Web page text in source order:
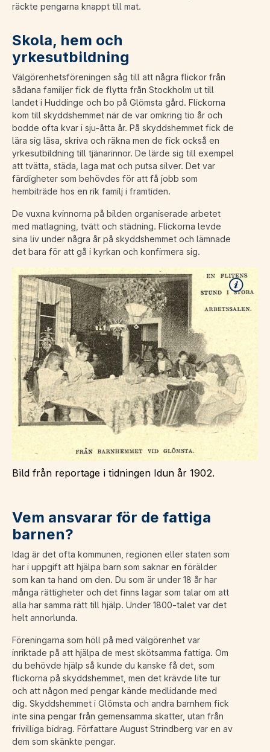
räckte pengarna knappt till mat.
Skola, hem och
yrkesutbildning
Välgörenhetsföreningen såg till att några flickor från
sådana familjer fick de flytta från Stockholm ut till
landet i Huddinge och bo på Glömsta gård. Flickorna
kom till skyddshemmet när de var omkring tio år och
bodde ofta kvar i sju-åtta år. På skyddshemmet fick de
lära sig läsa, skriva och räkna men de fick också en
yrkesutbildning till tjänarinnor. De lärde sig till exempel
att tvätta, städa, laga mat och putsa silver. Det var
färdigheter som behövdes för att få jobb som
hembiträde hos en rik familj i framtiden.
De vuxna kvinnorna på bilden organiserade arbetet
med matlagning, tvätt och städning. Flickorna levde
sina liv under några år på skyddshemmet och lämnade
det bara för att gå i kyrkan och konfirmera sig.
Bild från reportage i tidningen Idun år 1902.
Vem ansvarar för de fattiga
barnen?
Idag är det ofta kommunen, regionen eller staten som
har i uppgift att hjälpa barn som saknar en förälder
som kan ta hand om den. Du som är under 18 år har
många rättigheter och det finns lagar som talar om att
alla har samma rätt till hjälp. Under 1800-talet var det
helt annorlunda.
Föreningarna som höll på med välgörenhet var
inriktade på att hjälpa de mest skötsamma fattiga. Om
du behövde hjälp så kunde du kanske få det, som
flickorna på skyddshemmet, men det krävde lite tur
och att någon med pengar kände medlidande med
dig. Skyddshemmet i Glömsta och andra barnhem fick
inte sina pengar från gemensamma skatter, utan från
frivilliga bidrag. Författare August Strindberg var en av
dem som skänkte pengar.